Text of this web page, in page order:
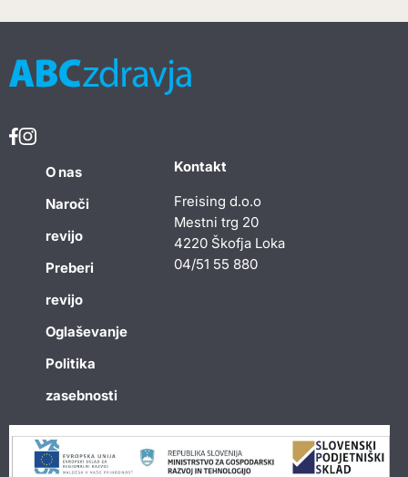
O nas
Naroči
revijo
Preberi
revijo
Oglaševanje
Politika
zasebnosti
Kontakt
Freising d.o.o
Mestni trg 20
4220 Škofja Loka
04/51 55 880